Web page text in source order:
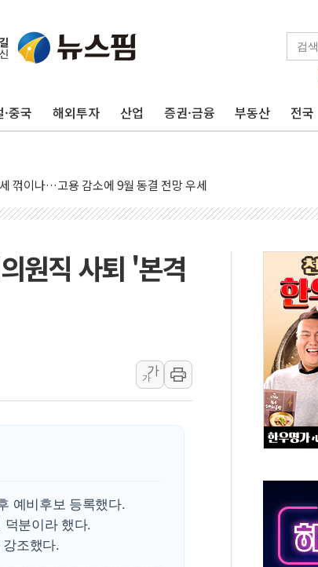
중국 해외투자 산업 증권·금융 부동산 전국
·인천 경선 결과 발표...'김민석 재역전 vs 정청래 격차 확대'
쇼크에 금리 인상 우려 후퇴…S&P500 최고치
이사 해임 재추진…"26일까지 의혹 소명" 요구
폐증 행정명령 검토…"이르면 다음 주"
출항 '하르그섬', 최근 1주일 이상 '올스톱'… 美 해상봉쇄 영향
, 美 고용 쇼크에 금리 인상 우려 후퇴…나스닥 선물 1%대 상승
용 2만3000명 감소 '쇼크'…9월 금리 인상 기대 후퇴
니파 3개국, 공동방위협정 체결
전 특징주...아틀라시안·클라우드플레어·태양광주↑ VS 트레이
와 MOU… "6·25 미군 실종자 7359명 끝까지 찾겠다"
대한민국 다음 100년 밑거름…수도권 집중 완화 전환점"
원직 사퇴 '본격
가
가
예비후보 등록했다.
덕분이라 했다.
조했다.